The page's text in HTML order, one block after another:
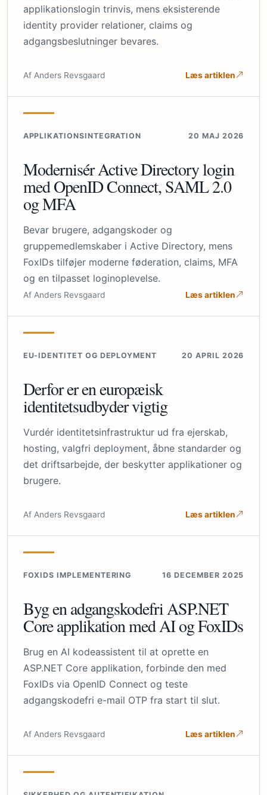
applikationslogin trinvis, mens eksisterende
identity provider relationer, claims og
adgangsbeslutninger bevares.
Af Anders Revsgaard Læs artiklen
APPLIKATIONSINTEGRATION 20 MAJ 2026
Modernisér Active Directory login
med OpenID Connect, SAML 2.0
og MFA
Bevar brugere, adgangskoder og
gruppemedlemskaber i Active Directory, mens
FoxIDs tilføjer moderne føderation, claims, MFA
og en tilpasset loginoplevelse.
Af Anders Revsgaard Læs artiklen
EU-IDENTITET OG DEPLOYMENT 20 APRIL 2026
Derfor er en europæisk
identitetsudbyder vigtig
Vurdér identitetsinfrastruktur ud fra ejerskab,
hosting, valgfri deployment, åbne standarder og
det driftsarbejde, der beskytter applikationer og
brugere.
Af Anders Revsgaard Læs artiklen
FOXIDS IMPLEMENTERING 16 DECEMBER 2025
Byg en adgangskodefri ASP.NET
Core applikation med AI og FoxIDs
Brug en AI kodeassistent til at oprette en
ASP.NET Core applikation, forbinde den med
FoxIDs via OpenID Connect og teste
adgangskodefri e-mail OTP fra start til slut.
Af Anders Revsgaard Læs artiklen